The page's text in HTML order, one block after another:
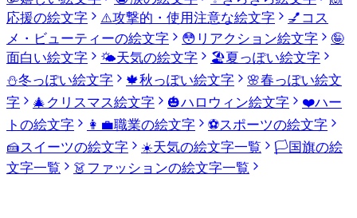
応援の絵文字
⚠️攻撃的・使用注意な絵文字 💅 コス
メ・ビューティーの絵文字
😳 リアクション絵文字
🤪
面白い絵文字
🌤️天気の絵文字 🏖️夏っぽい絵文字
⛄冬っぽい絵文字 🍁秋っぽい絵文字 🌸春っぽい絵文
字
🎄 クリスマス絵文字 🎃ハロウィン絵文字 ❤️ハー
トの絵文字
👩‍💼職業の絵文字 ⚽スポーツの絵文字
🍰スイーツの絵文字 ☀️天気の絵文字一覧 🏳️国旗の絵
文字一覧
👗ファッションの絵文字一覧